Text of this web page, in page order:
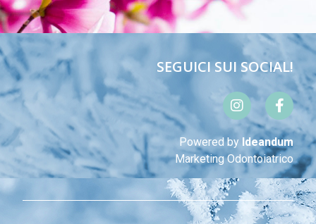
SEGUICI SUI SOCIAL!
Powered by Ideandum
Marketing Odontoiatrico